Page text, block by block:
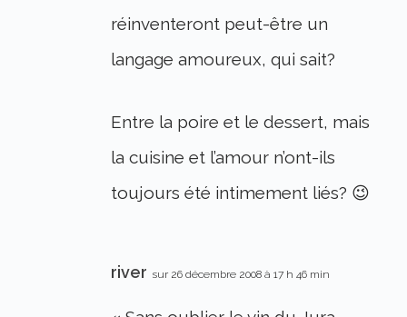
réinventeront peut-être un
langage amoureux, qui sait?
Entre la poire et le dessert, mais
la cuisine et l’amour n’ont-ils
toujours été intimement liés? 😉
river sur 26 décembre 2008 à 17 h 46 min